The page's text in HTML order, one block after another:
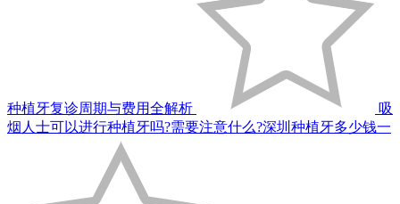
种植牙复诊周期与费用全解析
吸
烟人士可以进行种植牙吗?需要注意什么?深圳种植牙多少钱一